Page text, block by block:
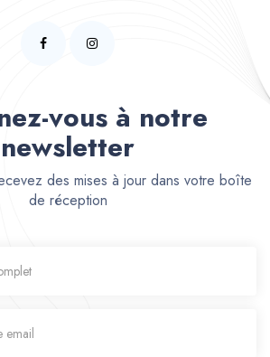
vous à notre
newsletter
des mises à jour dans votre boîte
de réception